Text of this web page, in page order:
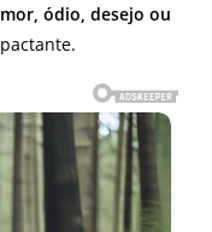
ódio, desejo ou